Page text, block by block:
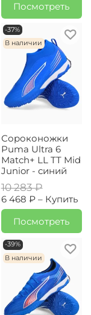
Посмотреть
-37%
В наличии
Сороконожки
Puma Ultra 6
Match+ LL TT Mid
Junior - синий
10 283 ₽
6 468 ₽ – Купить
Посмотреть
-39%
В наличии